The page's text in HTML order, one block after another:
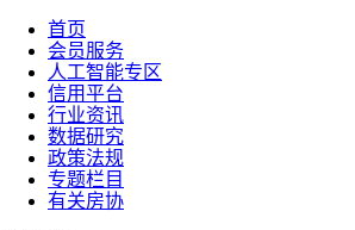
首页
会员服务
人工智能专区
信用平台
行业资讯
数据研究
政策法规
专题栏目
有关房协